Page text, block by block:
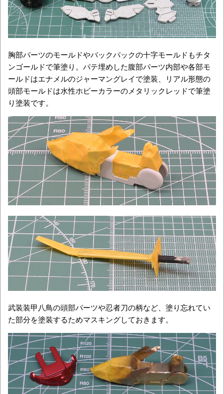
胸部パーツのモールドやバックパックの十字モールドもチタ
ンゴールドで筆塗り。パテ埋めした腹部パーツ内部や各部モ
ールドはエナメルのジャーマングレイで塗装、リアル形態の
頭部モールドは水性ホビーカラーのメタリックレッドで筆塗
り塗装です。
武装装甲八鳥の頭部パーツや忍者刀の柄など、塗り忘れてい
た部分を塗装するためマスキングしておきます。